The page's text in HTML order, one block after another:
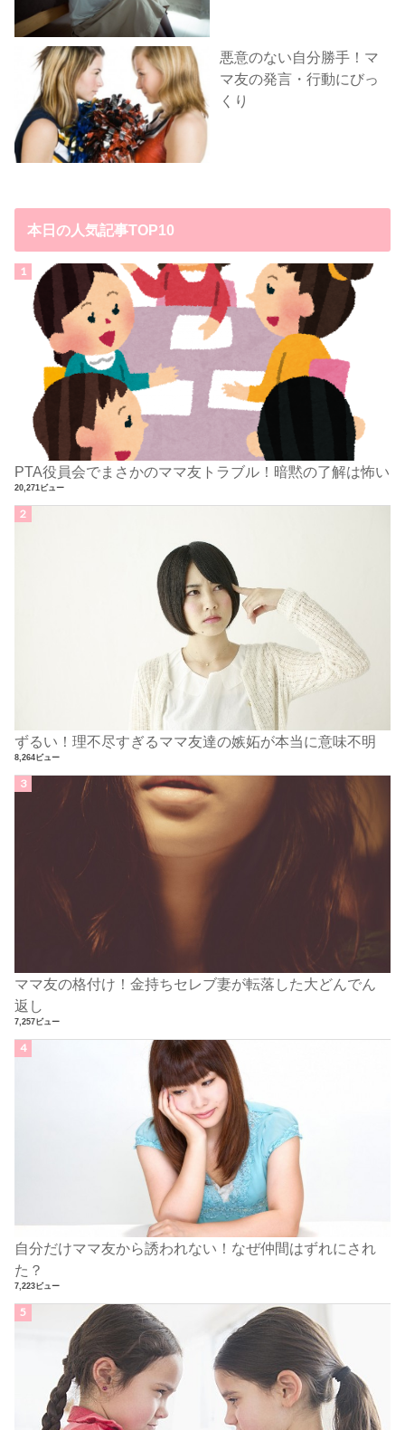
悪意のない自分勝手！マ
マ友の発言・行動にびっ
くり
本日の人気記事TOP10
PTA役員会でまさかのママ友トラブル！暗黙の了解は怖い
20,271ビュー
ずるい！理不尽すぎるママ友達の嫉妬が本当に意味不明
8,264ビュー
ママ友の格付け！金持ちセレブ妻が転落した大どんでん
返し
7,257ビュー
自分だけママ友から誘われない！なぜ仲間はずれにされ
た？
7,223ビュー